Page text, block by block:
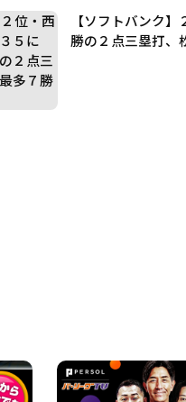
【ソフトバンク
勝の２点三塁打、